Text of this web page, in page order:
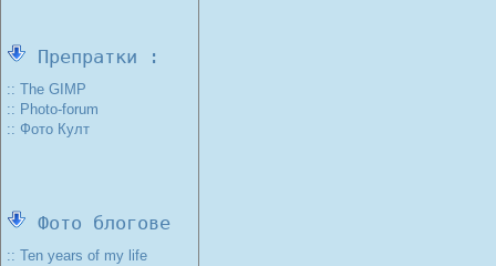
Препратки :
:: The GIMP
:: Photo-forum
:: Фото Култ
Фото блогове
:: Ten years of my life